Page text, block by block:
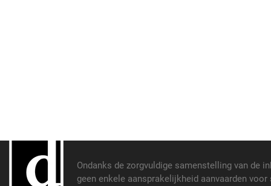
Ondanks de zorgvuldige samenstelling van de
geen enkele aansprakelijkheid aanvaarden